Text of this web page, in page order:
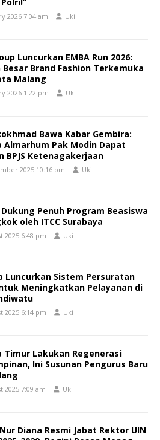
2026 7:04 am Uki
Luncurkan EMBA Run 2026:
Besar Brand Fashion Terkemuka
Malang
2026 1:22 pm Uki
Bawa Kabar Gembira:
Almarhum Pak Modin Dapat
BPJS Ketenagakerjaan
2025 10:16 pm Uki
Dukung Penuh Program Beasiswa
oleh ITCC Surabaya
2025 6:48 pm Uki
Luncurkan Sistem Persuratan
Meningkatkan Pelayanan di
2025 6:14 pm Uki
Timur Lakukan Regenerasi
Ini Susunan Pengurus Baru
2025 7:09 am Uki
Diana Resmi Jabat Rektor UIN